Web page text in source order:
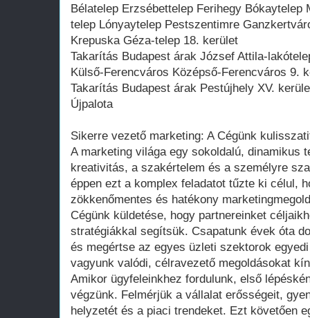
Bélatelep Erzsébettelep Ferihegy Bókaytelep
telep Lónyaytelep Pestszentimre
Krepuska Géza-telep 18. kerület
Takarítás Budapest árak József Attila-
Külső-Ferencváros Középső-Ferencváros 9.
Takarítás Budapest árak Pestújhely XV.
Újpalota
Sikerre vezető marketing: A Cégünk
A marketing világa egy sokoldalú, dinamikus
kreativitás, a szakértelem és a személyre
éppen ezt a komplex feladatot tűzte ki célul,
zökkenőmentes és hatékony
Cégünk küldetése, hogy partnereinket
stratégiákkal segítsük. Csapatunk évek óta
és megértse az egyes üzleti szektorok
vagyunk valódi, célravezető megoldásokat
Amikor ügyfeleinkhez fordulunk, első
végzünk. Felmérjük a vállalat erősségeit,
helyzetét és a piaci trendeket. Ezt követően